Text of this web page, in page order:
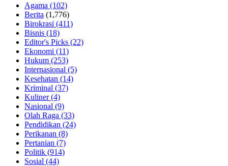
Agama (102)
Berita (1,776)
Birokrasi (411)
Bisnis (18)
Editor's Picks (22)
Ekonomi (11)
Hukum (253)
Internasional (5)
Kesehatan (14)
Kriminal (37)
Kuliner(4)
Nasional (9)
Olah Raga (33)
Pendidikan (24)
Perikanan (8)
Pertanian (7)
Politik (914)
Sosial (44)